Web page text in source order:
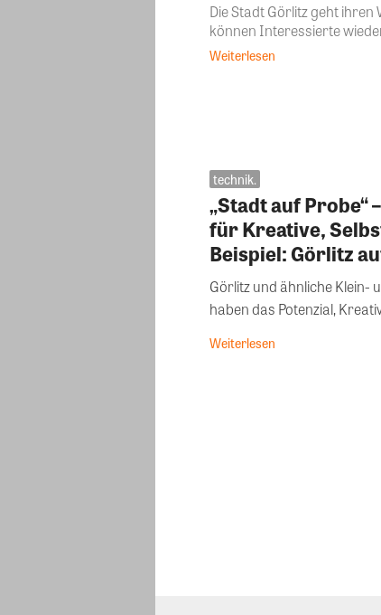
Die Stadt Görlitz geht
können Interessierte
Weiterlesen
technik.
„Stadt auf
für Kreative,
Beispiel: Görlitz
Görlitz und ähnliche Klein-
haben das Potenzial,
Weiterlesen